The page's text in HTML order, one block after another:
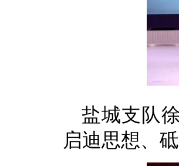
盐城支队
启迪思想、